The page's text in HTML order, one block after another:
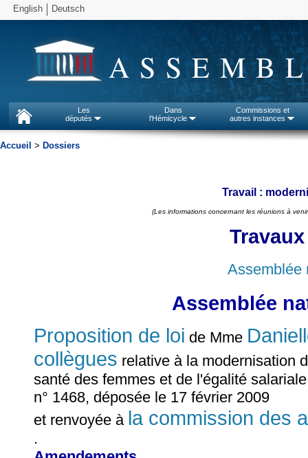
English Deutsch
Les
députés
Dans
l'Hémicycle
Commissions et
autres instances
Accueil > Dossiers
Travail :
(Les informations concernant les réunions à
Assemblée
Assemblée
Proposition de loi de Mme
collègues relative à la modernisation
santé des femmes et de l'égalité
n° 1468, déposée le 17 février 2009
et renvoyée à la commission des
.